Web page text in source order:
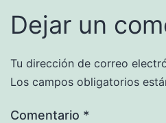
Dejar un
Tu dirección de correo
Los campos obligatorios
Comentario *